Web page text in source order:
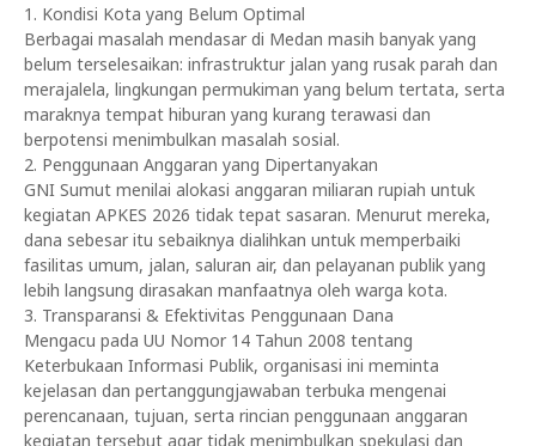
1. Kondisi Kota yang Belum Optimal
Berbagai masalah mendasar di Medan masih banyak yang
belum terselesaikan: infrastruktur jalan yang rusak parah dan
merajalela, lingkungan permukiman yang belum tertata, serta
maraknya tempat hiburan yang kurang terawasi dan
berpotensi menimbulkan masalah sosial.
2. Penggunaan Anggaran yang Dipertanyakan
GNI Sumut menilai alokasi anggaran miliaran rupiah untuk
kegiatan APKES 2026 tidak tepat sasaran. Menurut mereka,
dana sebesar itu sebaiknya dialihkan untuk memperbaiki
fasilitas umum, jalan, saluran air, dan pelayanan publik yang
lebih langsung dirasakan manfaatnya oleh warga kota.
3. Transparansi & Efektivitas Penggunaan Dana
Mengacu pada UU Nomor 14 Tahun 2008 tentang
Keterbukaan Informasi Publik, organisasi ini meminta
kejelasan dan pertanggungjawaban terbuka mengenai
perencanaan, tujuan, serta rincian penggunaan anggaran
kegiatan tersebut agar tidak menimbulkan spekulasi dan